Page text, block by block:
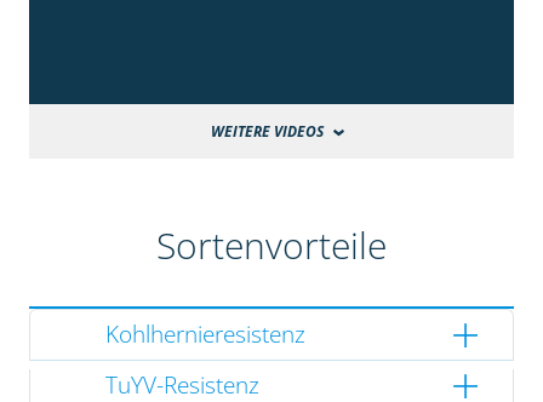
WEITERE VIDEOS
Sortenvorteile
Kohlhernieresistenz
TuYV-Resistenz